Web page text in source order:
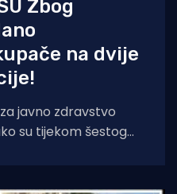
Zbog
na dvije
javno zdravstvo
su tijekom šestog